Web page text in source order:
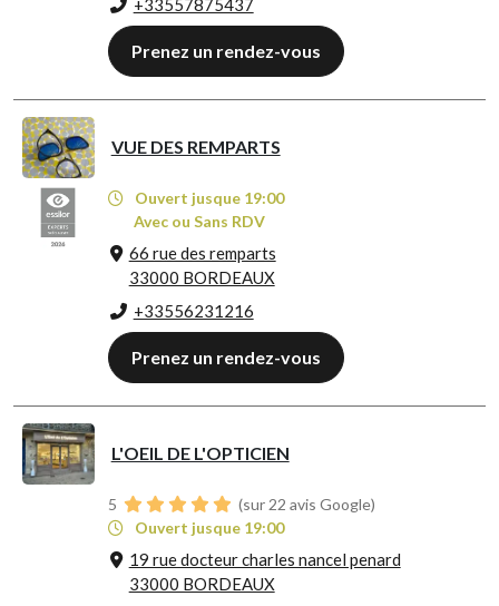
+33557875437
Prenez un rendez-vous
VUE DES REMPARTS
Ouvert jusque 19:00
Avec ou Sans RDV
66 rue des remparts
33000 BORDEAUX
+33556231216
Prenez un rendez-vous
L'OEIL DE L'OPTICIEN
5
(sur 22 avis Google)
Ouvert jusque 19:00
19 rue docteur charles nancel penard
33000 BORDEAUX